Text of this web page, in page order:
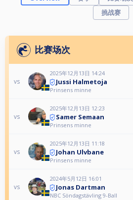
挑战赛
比赛场次
vs
2025年12月13日 14:24
Jussi Halmetoja
Prinsens minne
vs
2025年12月13日 12:23
Samer Semaan
Prinsens minne
vs
2025年12月13日 11:18
Johan Ulvbane
Prinsens minne
vs
2024年5月12日 16:01
Jonas Dartman
NBC Söndagstävling 9-Ball